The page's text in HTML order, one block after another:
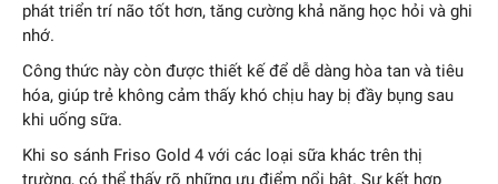
phát triển trí não tốt hơn, tăng cường khả năng học hỏi và ghi
nhớ.
Công thức này còn được thiết kế để dễ dàng hòa tan và tiêu
hóa, giúp trẻ không cảm thấy khó chịu hay bị đầy bụng sau
khi uống sữa.
Khi so sánh Friso Gold 4 với các loại sữa khác trên thị
trường, có thể thấy rõ những ưu điểm nổi bật. Sự kết hợp